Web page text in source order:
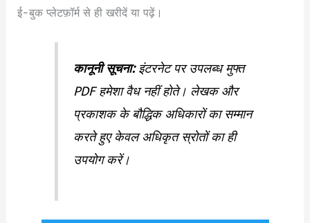
ई-बुक प्लेटफ़ॉर्म से ही खरीदें या पढ़ें।
कानूनी सूचना:इंटरनेट पर उपलब्ध मुफ्त
PDF हमेशा वैध नहीं होते। लेखक और
प्रकाशक के बौद्धिक अधिकारों का सम्मान
करते हुए केवल अधिकृत स्रोतों का ही
उपयोग करें।